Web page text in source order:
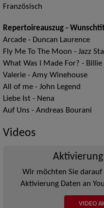
Französisch
Repertoireauszug -
Arcade - Duncan Laurence
Fly Me To The Moon - Jazz
What Was I Made For? - Billie
Valerie - Amy Winehouse
All of me - John Legend
Liebe Ist - Nena
Auf Uns - Andreas Bourani
Videos
Wir möchten Sie
Aktivierung Daten an
VIDEO